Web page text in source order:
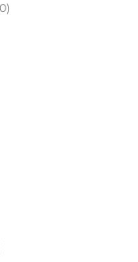
0)